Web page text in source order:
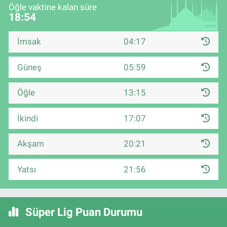
Öğle vaktine kalan süre
18:53
İmsak 04:17
Güneş 05:59
Öğle 13:15
İkindi 17:07
Akşam 20:21
Yatsı 21:56
Süper Lig Puan Durumu